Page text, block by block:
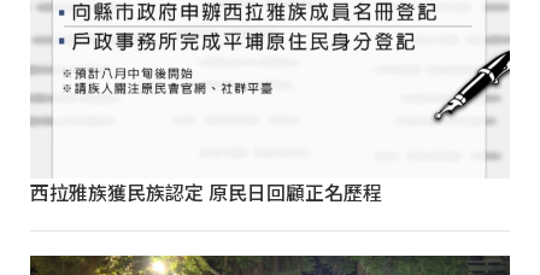
西拉雅族獲民族認定 原民日回顧正名歷程